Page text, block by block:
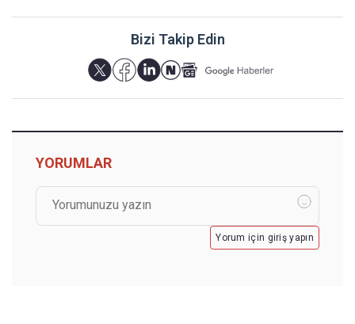
Bizi Takip Edin
YORUMLAR
Yorum için giriş yapın